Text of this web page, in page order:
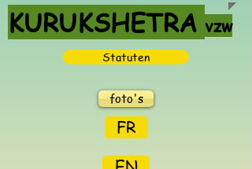
KURUKSHETRA vzw
Statuten
foto's
FR